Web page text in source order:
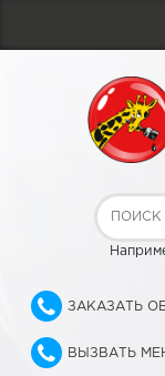
ЗАКАЗАТЬ
ВЫЗВАТЬ